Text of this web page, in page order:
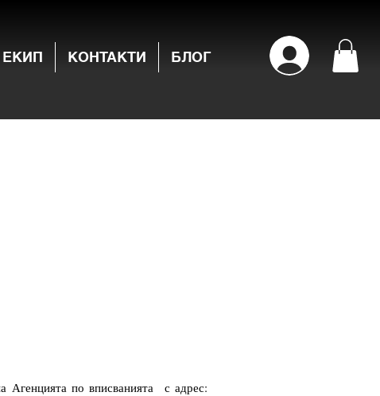
ЕКИП КОНТАКТИ БЛОГ
Агенцията по вписванията с адрес: